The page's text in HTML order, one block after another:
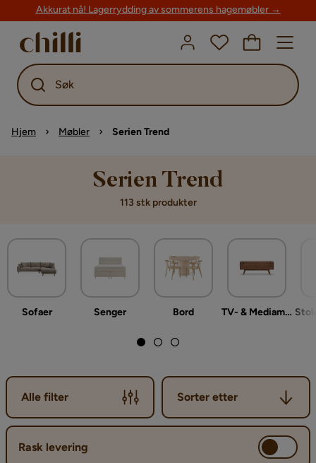
Akkurat nå! Lagerrydding av sommerens hagemøbler →
Søk
Hjem Møbler Serien Trend
Serien Trend
113 stk produkter
Sofaer Senger Bord TV- & Mediamøbler
Alle filter
Sorter etter
Sorter etter
Rask levering